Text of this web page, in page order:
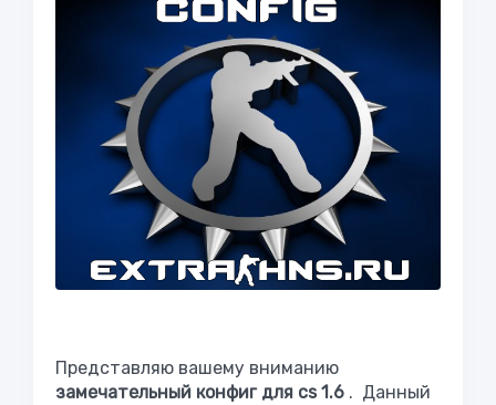
Представляю вашему вниманию
замечательный конфиг для cs 1.6 . Данный